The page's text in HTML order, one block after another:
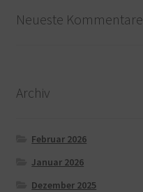
Neueste Kommentare
Archiv
Februar 2026
Januar 2026
Dezember 2025